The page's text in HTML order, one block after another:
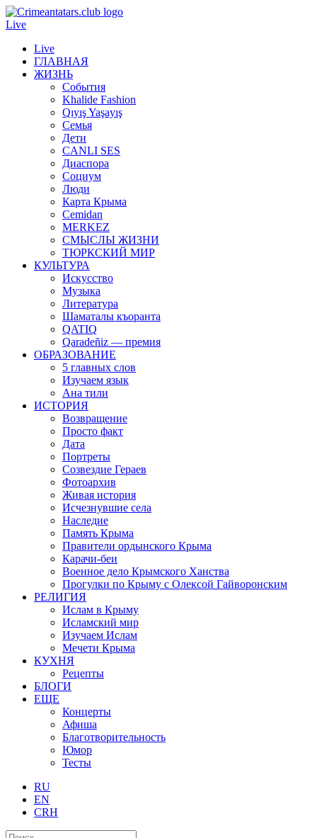
Live
Live
ГЛАВНАЯ
ЖИЗНЬ
События
Khalide Fashion
Qıyış Yaşayış
Семья
Дети
CANLI SES
Диаспора
Социум
Люди
Карта Крыма
Cemidan
МERKEZ
СМЫСЛЫ ЖИЗНИ
ТЮРКСКИЙ МИР
КУЛЬТУРА
Искусство
Музыка
Литература
Шаматалы къоранта
QATIQ
Qaradeñiz — премия
ОБРАЗОВАНИЕ
5 главных слов
Изучаем язык
Ана тили
ИСТОРИЯ
Возвращение
Просто факт
Дата
Портреты
Созвездие Гераев
Фотоархив
Живая история
Исчезнувшие села
Наследие
Память Крыма
Правители ордынского Крыма
Карачи-беи
Военное дело Крымского Ханства
Прогулки по Крыму с Олексой Гайворонским
РЕЛИГИЯ
Ислам в Крыму
Исламский мир
Изучаем Ислам
Мечети Крыма
КУХНЯ
Рецепты
БЛОГИ
ЕЩЕ
Концерты
Афиша
Благотворительность
Юмор
Тесты
RU
EN
CRH